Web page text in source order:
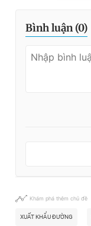
Bình luận (0)
Khám phá thêm chủ đề
XUẤT KHẨU ĐƯỜNG